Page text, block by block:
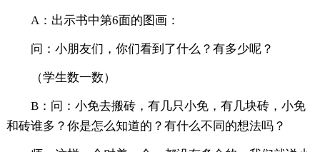
A：出示书中第6面的图画：
问：小朋友们，你们看到了什么？有多少呢？
（学生数一数）
B：问：小免去搬砖，有几只小免，有几块砖，小免
和砖谁多？你是怎么知道的？有什么不同的想法吗？